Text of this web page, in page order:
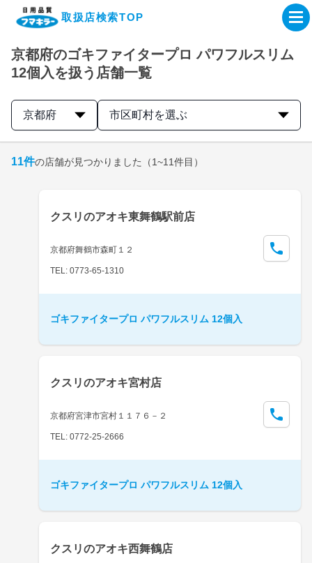
取扱店検索TOP
企業・IR情報サイト
製品情報サイト
取扱店検索はこちら
京都府のゴキファイタープロ パワフルスリム
12個入を扱う店舗一覧
京都府 市区町村を選ぶ
11件の店舗が見つかりました （1~11件目）
クスリのアオキ東舞鶴駅前店
京都府舞鶴市森町１２
TEL: 0773-65-1310
ゴキファイタープロ パワフルスリム 12個入
クスリのアオキ宮村店
京都府宮津市宮村１１７６－２
TEL: 0772-25-2666
ゴキファイタープロ パワフルスリム 12個入
クスリのアオキ西舞鶴店